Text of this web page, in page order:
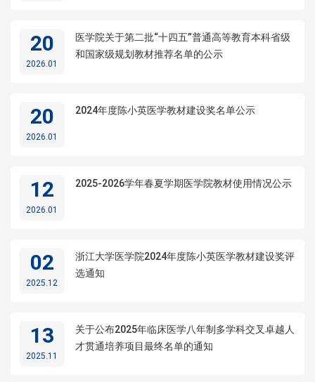
20
2026.01
医学院关于第二批“十四五”普通高等教育本科省级
和国家级规划教材推荐名单的公示
20
2026.01
2024年度陈小英医学教材建设奖名单公示
12
2026.01
2025-2026学年春夏学期医学院教材使用情况公示
02
2025.12
浙江大学医学院2024年度陈小英医学教材建设奖评
选通知
13
2025.11
关于公布2025年临床医学八年制多学科交叉卓越人
才贯通培养项目最终名单的通知